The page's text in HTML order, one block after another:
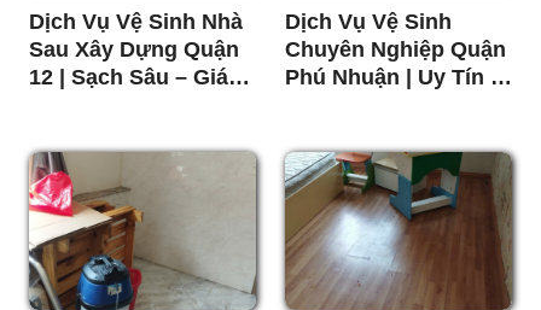
Dịch Vụ Vệ Sinh Nhà
Sau Xây Dựng Quận
12 | Sạch Sâu – Giá
Dịch Vụ Vệ Sinh
Chuyên Nghiệp Quận
Phú Nhuận | Uy Tín –